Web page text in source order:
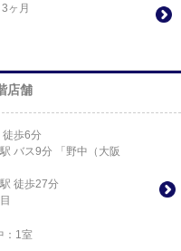
ヶ月
店舗
徒歩6分
駅 バス9分 「野中（大阪
駅 徒歩27分
1室